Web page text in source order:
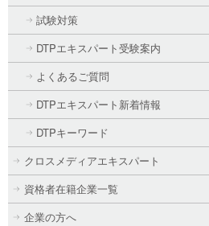
試験対策
DTPエキスパート受験案内
よくあるご質問
DTPエキスパート新着情報
DTPキーワード
クロスメディアエキスパート
資格者在籍企業一覧
企業の方へ